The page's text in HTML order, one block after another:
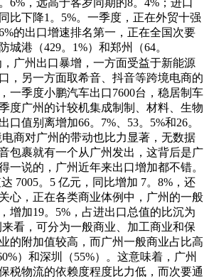
比下降1。5%。一季度，正在外贸十强
的出口增速排名第一，正在全国次要
城港（429。1%）和郑州（64。
广州出口暴增，一方面受益于新能源
，另一方面取希音、抖音等跨境电商的
一季度小鹏汽车出口7600台，稳居制车
度广州的计较机集成制制、材料、生物
口值别离增加66。7%、53。5%和26。
商对广州的带动也比力显著，无数据
包裹就有一个从广州发出，这背后是广
一说的，广州近年来出口增加都不错。
7005。5 亿元，同比增加 7。8%，还
心，正在各类商业体例中，广州的一般
增加19。5%，占进出口总值的比沉为
看，可分为一般商业、加工商业和保
的附加值较高，而广州一般商业占比高
）和深圳（55%）。这意味着，广州
税物流的依赖度程度比力低，而次要通